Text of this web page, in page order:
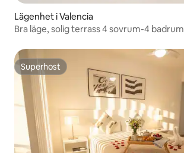
Lägenhet i Valencia
Bra läge, solig terrass 4 sovrum-4 badrum
Superhost
Superhost